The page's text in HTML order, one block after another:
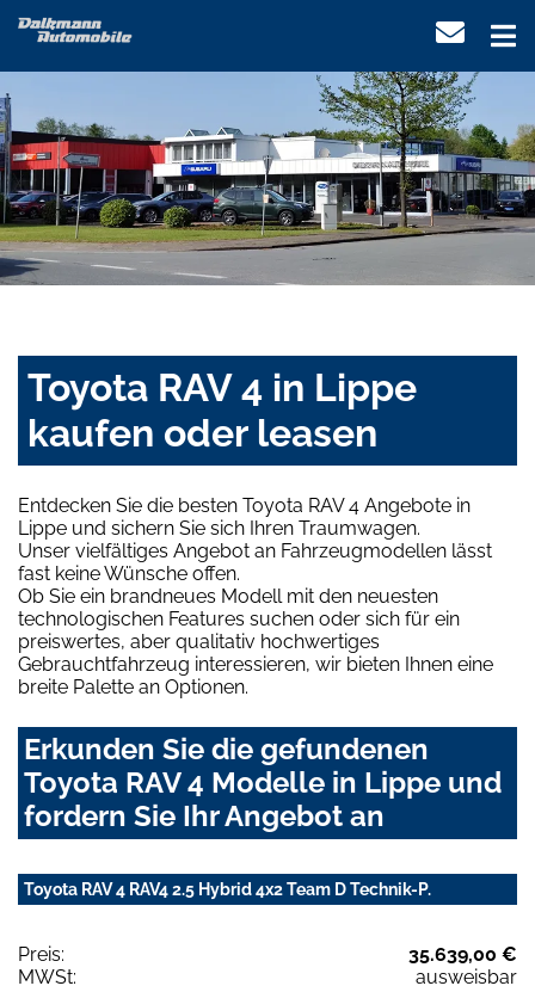
Toyota RAV 4 in Lippe
kaufen oder leasen
Entdecken Sie die besten Toyota RAV 4 Angebote in
Lippe und sichern Sie sich Ihren Traumwagen.
Unser vielfältiges Angebot an Fahrzeugmodellen lässt
fast keine Wünsche offen.
Ob Sie ein brandneues Modell mit den neuesten
technologischen Features suchen oder sich für ein
preiswertes, aber qualitativ hochwertiges
Gebrauchtfahrzeug interessieren, wir bieten Ihnen eine
breite Palette an Optionen.
Erkunden Sie die gefundenen
Toyota RAV 4 Modelle in Lippe und
fordern Sie Ihr Angebot an
Toyota RAV 4 RAV4 2.5 Hybrid 4x2 Team D Technik-P.
Preis:
35.639,00 €
MWSt:
ausweisbar